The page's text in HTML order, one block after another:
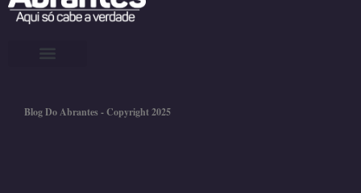
Blog Do Abrantes - Copyright 2025